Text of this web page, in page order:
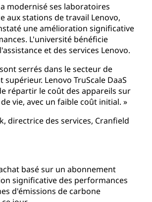
modernisé ses laboratoires
aux stations de travail Lenovo,
une amélioration significative
L'université bénéficie
et des services Lenovo.
serrés dans le secteur de
supérieur. Lenovo TruScale DaaS
répartir le coût des appareils sur
vie, avec un faible coût initial. »
directrice des services, Cranfield
basé sur un abonnement
significative des performances
d'émissions de carbone